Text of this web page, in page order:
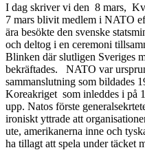
I dag skriver vi den 8 mars,
7 mars blivit medlem i NATO
ära besökte den svenske
och deltog i en ceremoni
Blinken där slutligen Sveriges
bekräftades. NATO var
sammanslutning som bildades
Koreakriget som inleddes i på
upp. Natos förste
ironiskt yttrade att
ute, amerikanerna inne och
ha tillagt att spela under täcket